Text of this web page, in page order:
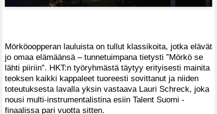
Mörköoopperan lauluista on tullut klassikoita, jotka elävät
jo omaa elämäänsä – tunnetuimpana tietysti ”Mörkö se
lähti piiriin”. HKT:n työryhmästä täytyy erityisesti mainita
teoksen kaikki kappaleet tuoreesti sovittanut ja niiden
toteutuksesta lavalla yksin vastaava Lauri Schreck, joka
nousi multi-instrumentalistina esiin Talent Suomi -
finaalissa pari vuotta sitten.